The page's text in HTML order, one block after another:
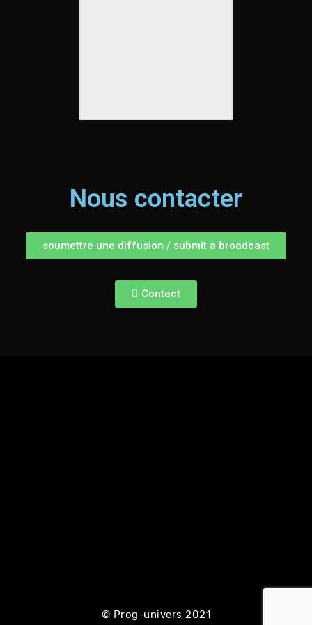
Nous contacter
soumettre une diffusion / submit a broadcast
Contact
© Prog-univers 2021